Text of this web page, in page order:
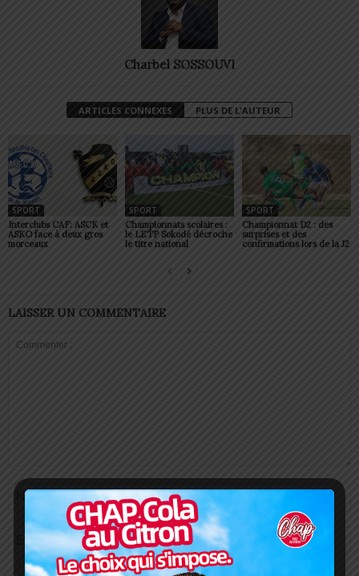
Charbel SOSSOUVI
ARTICLES CONNEXES PLUS DE L'AUTEUR
SPORT
Interclubs CAF: ASCK et
ASKO face à deux gros
morceaux
SPORT
Championnats scolaires :
le LETP Sokodé décroche
le titre national
SPORT
Championnat D2 : des
surprises et des
confirmations lors de la J2
LAISSER UN COMMENTAIRE